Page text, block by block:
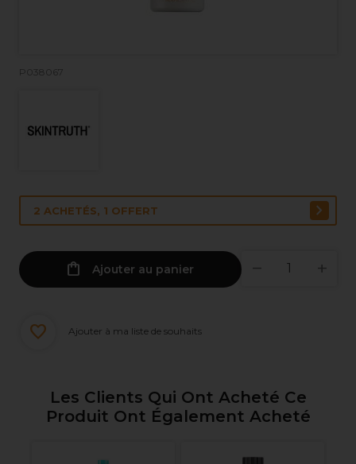
P038067
2 ACHETÉS, 1 OFFERT
Ajouter au panier
Ajouter à ma liste de souhaits
Les Clients Qui Ont Acheté Ce
Produit Ont Également Acheté